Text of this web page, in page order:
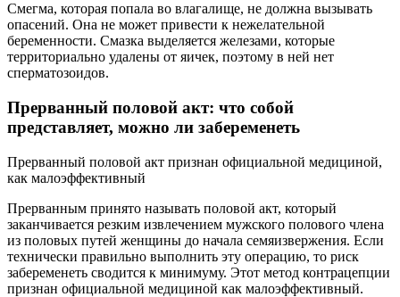
Смегма, которая попала во влагалище, не должна вызывать
опасений. Она не может привести к нежелательной
беременности. Смазка выделяется железами, которые
территориально удалены от яичек, поэтому в ней нет
сперматозоидов.
Прерванный половой акт: что собой
представляет, можно ли забеременеть
Прерванный половой акт признан официальной медициной,
как малоэффективный
Прерванным принято называть половой акт, который
заканчивается резким извлечением мужского полового члена
из половых путей женщины до начала семяизвержения. Если
технически правильно выполнить эту операцию, то риск
забеременеть сводится к минимуму. Этот метод контрацепции
признан официальной медициной как малоэффективный.